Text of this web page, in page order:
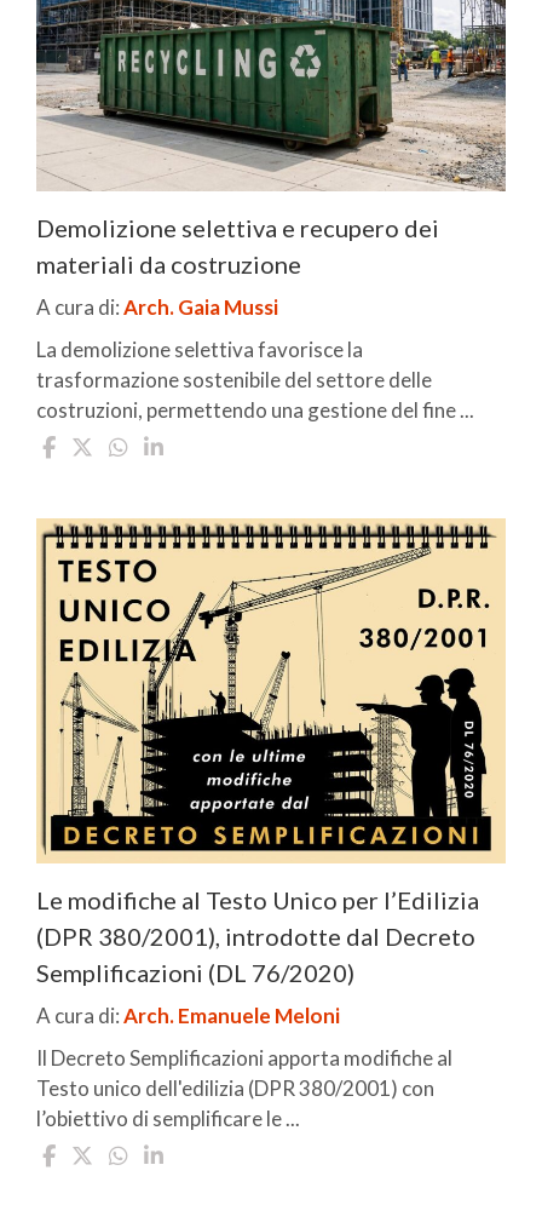
Demolizione selettiva e recupero dei
materiali da costruzione
A cura di:Arch. Gaia Mussi
La demolizione selettiva favorisce la
trasformazione sostenibile del settore delle
costruzioni, permettendo una gestione del fine ...
Le modifiche al Testo Unico per l’Edilizia
(DPR 380/2001), introdotte dal Decreto
Semplificazioni (DL 76/2020)
A cura di:Arch. Emanuele Meloni
Il Decreto Semplificazioni apporta modifiche al
Testo unico dell'edilizia (DPR 380/2001) con
l’obiettivo di semplificare le ...